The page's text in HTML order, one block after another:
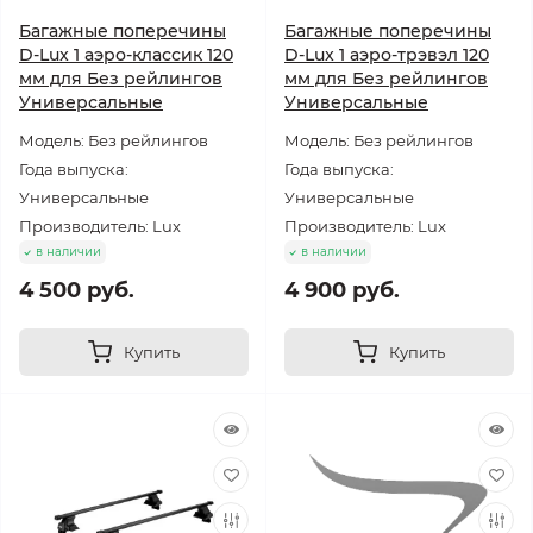
Багажные поперечины
D-Lux 1 аэро-классик 120
мм для Без рейлингов
Универсальные
Модель: Без рейлингов
Года выпуска:
Универсальные
Производитель: Lux
в наличии
4 500 руб.
Купить
Багажные поперечины
D-Lux 1 аэро-трэвэл 120
мм для Без рейлингов
Универсальные
Модель: Без рейлингов
Года выпуска:
Универсальные
Производитель: Lux
в наличии
4 900 руб.
Купить